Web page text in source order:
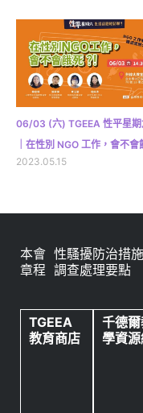
06/03 (六) TGEEA 性平星
｜在性別 NGO 工作，會不會
2023.05.15
本會
章程
性騷擾防治措
調查處理要點
TGEEA
教育商店
千德
學資源